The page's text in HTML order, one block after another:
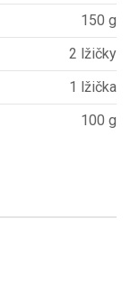
150 g
2 lžičky
1 lžička
100 g